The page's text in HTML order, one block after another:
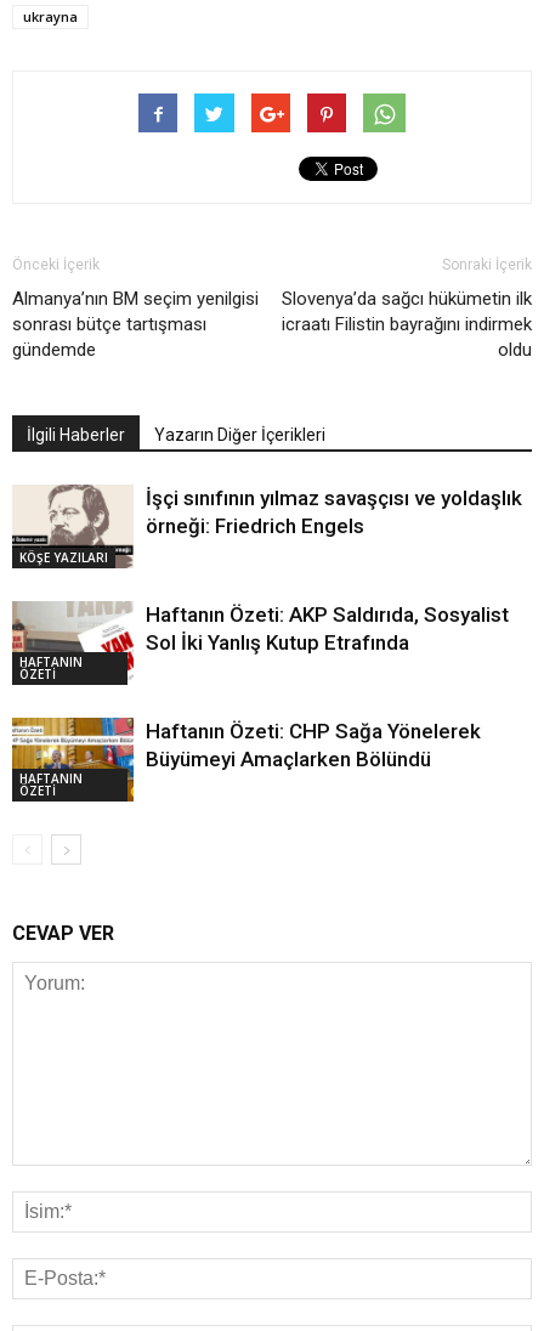
ukrayna
Önceki İçerik
Almanya’nın BM seçim yenilgisi
sonrası bütçe tartışması
gündemde
Sonraki İçerik
Slovenya’da sağcı hükümetin ilk
icraatı Filistin bayrağını indirmek
oldu
İlgili Haberler Yazarın Diğer İçerikleri
KÖŞE YAZILARI
İşçi sınıfının yılmaz savaşçısı ve yoldaşlık
örneği: Friedrich Engels
HAFTANIN
ÖZETİ
Haftanın Özeti: AKP Saldırıda, Sosyalist
Sol İki Yanlış Kutup Etrafında
HAFTANIN
ÖZETİ
Haftanın Özeti: CHP Sağa Yönelerek
Büyümeyi Amaçlarken Bölündü
CEVAP VER